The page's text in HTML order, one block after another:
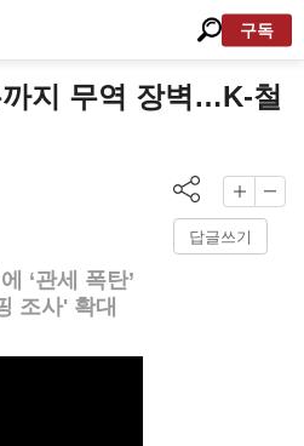
구독
까지 무역 장벽…K-철
답글쓰기
‘관세 폭탄’
조사' 확대